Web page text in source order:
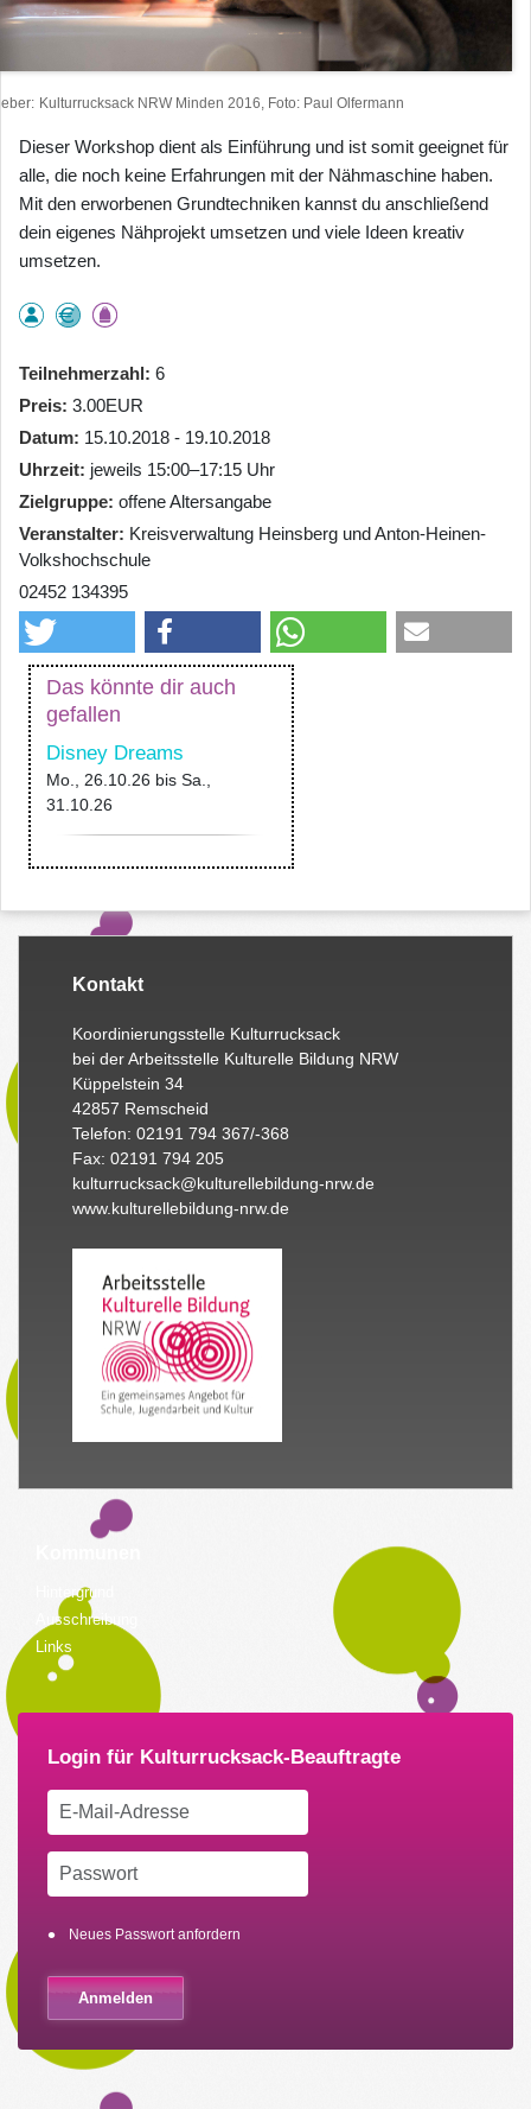
Kulturrucksack NRW Minden 2016, Foto: Paul Olfermann
Dieser Workshop dient als Einführung und ist somit geeignet für
alle, die noch keine Erfahrungen mit der Nähmaschine haben.
Mit den erworbenen Grundtechniken kannst du anschließend
dein eigenes Nähprojekt umsetzen und viele Ideen kreativ
umsetzen.
Teilnehmerzahl 6
Preis 3.00EUR
Datum 15.10.2018 - 19.10.2018
Uhrzeit jeweils 15:00–17:15 Uhr
Zielgruppe offene Altersangabe
Veranstalter Kreisverwaltung Heinsberg und Anton-Heinen-
Volkshochschule
02452 134395
Das könnte dir auch
gefallen
Disney Dreams
Mo., 26.10.26 bis Sa.,
31.10.26
Kontakt
Koordinierungsstelle Kulturrucksack
bei der Arbeitsstelle Kulturelle Bildung NRW
Küppelstein 34
42857 Remscheid
Telefon: 02191 794 367/-368
Fax: 02191 794 205
kulturrucksack@kulturellebildung-nrw.de
www.kulturellebildung-nrw.de
Hintergrund
Ausschreibung
Links
Neues Passwort anfordern